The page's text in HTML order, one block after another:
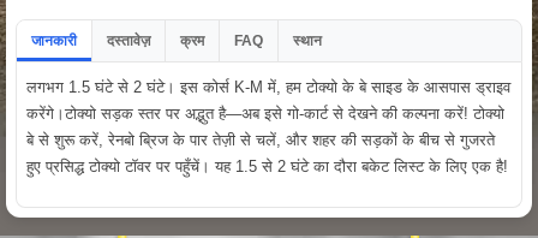
जानकारी दस्तावेज़ क्रम FAQ स्थान
लगभग 1.5 घंटे से 2 घंटे। इस कोर्स K-M में, हम टोक्यो के बे साइड के आसपास ड्राइव
करेंगे।टोक्यो सड़क स्तर पर अद्भुत है—अब इसे गो-कार्ट से देखने की कल्पना करें! टोक्यो
बे से शुरू करें, रेनबो ब्रिज के पार तेज़ी से चलें, और शहर की सड़कों के बीच से गुजरते
हुए प्रसिद्ध टोक्यो टॉवर पर पहुँचें। यह 1.5 से 2 घंटे का दौरा बकेट लिस्ट के लिए एक है!